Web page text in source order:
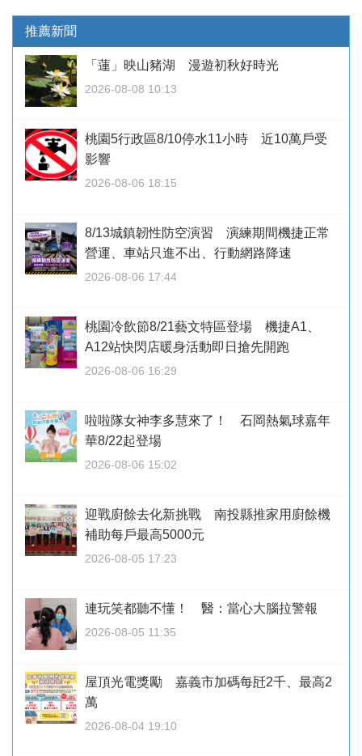
推薦新聞
「蓮」映山豬湖 漫遊初秋好時光
2026-08-08 10:13
桃園5行政區8/10停水11小時 近10萬戶受
影響
2026-08-06 18:15
8/13城鎮韌性防空演習 演練期間機捷正常
營運、車站只進不出、行動網路降速
2026-08-06 17:44
桃園冷飲節8/21藝文特區登場 機捷A1、
A12站快閃店暖身活動即日搶先開跑
2026-08-06 16:29
啦啦隊女神李多慧來了！ 石岡熱氣球嘉年
華8/22起登場
2026-08-06 15:02
迎戰廚餘去化新挑戰 南投縣推家用廚餘機
補助每戶最高5000元
2026-08-05 17:23
連玩笑都聽不懂！ 醫：當心大腦拉警報
2026-08-05 11:35
屋頂光電獎勵 嘉義市加碼每瓩2千、最高2
萬
2026-08-04 19:10